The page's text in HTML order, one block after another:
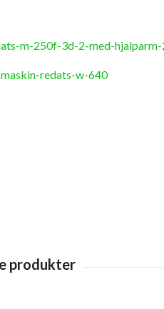
m-250f-3d-2-med-
redats-w-640